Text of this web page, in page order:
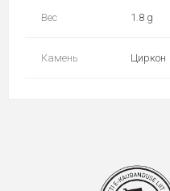
Вес 1.8 g
Камень Циркон